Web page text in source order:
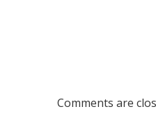
Comments are